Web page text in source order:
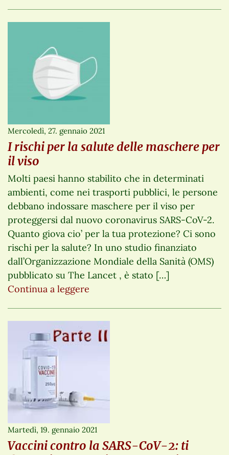
Mercoledì, 27. gennaio 2021
I rischi per la salute delle maschere per
il viso
Molti paesi hanno stabilito che in determinati
ambienti, come nei trasporti pubblici, le persone
debbano indossare maschere per il viso per
proteggersi dal nuovo coronavirus SARS-CoV-2.
Quanto giova cio’ per la tua protezione? Ci sono
rischi per la salute? In uno studio finanziato
dall’Organizzazione Mondiale della Sanità (OMS)
pubblicato su The Lancet , è stato […]
Continua a leggere
Martedì, 19. gennaio 2021
Vaccini contro la SARS-CoV-2: ti